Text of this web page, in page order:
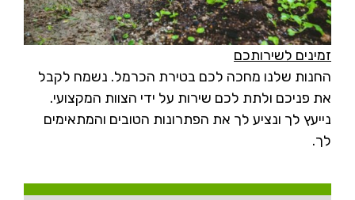
זמינים לשירותכם
החנות שלנו מחכה לכם בטירת הכרמל. נשמח לקבל
את פניכם ולתת לכם שירות על ידי הצוות המקצועי.
נייעץ לך ונציע לך את הפתרונות הטובים והמתאימים
לך.